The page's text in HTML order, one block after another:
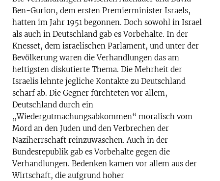
Ben-Gurion, dem ersten Premierminister Israels,
hatten im Jahr 1951 begonnen. Doch sowohl in Israel
als auch in Deutschland gab es Vorbehalte. In der
Knesset, dem israelischen Parlament, und unter der
Bevölkerung waren die Verhandlungen das am
heftigsten diskutierte Thema. Die Mehrheit der
Israelis lehnte jegliche Kontakte zu Deutschland
scharf ab. Die Gegner fürchteten vor allem,
Deutschland durch ein
„Wiedergutmachungsabkommen“ moralisch vom
Mord an den Juden und den Verbrechen der
Naziherrschaft reinzuwaschen. Auch in der
Bundesrepublik gab es Vorbehalte gegen die
Verhandlungen. Bedenken kamen vor allem aus der
Wirtschaft, die aufgrund hoher